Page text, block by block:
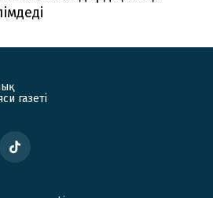
газеті